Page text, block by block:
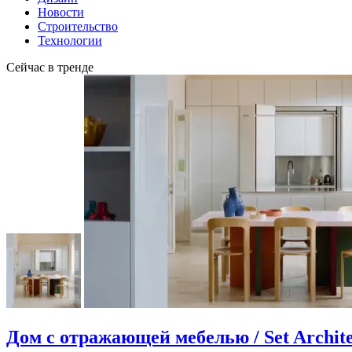
Новости
Строительство
Технологии
Сейчас в тренде
Дом с отражающей мебелью / Set